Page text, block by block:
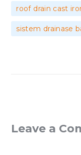
roof drain cast
sistem drainase
Leave a